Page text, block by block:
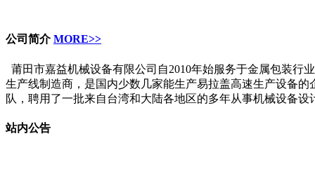
公司简介 MORE>>
莆田市嘉益机械设备有限公司自2010年始服务于金属包装行
生产线制造商，是国内少数几家能生产易拉盖高速生产设备
队，聘用了一批来自台湾和大陆各地区的多年从事机械设备设
站内公告